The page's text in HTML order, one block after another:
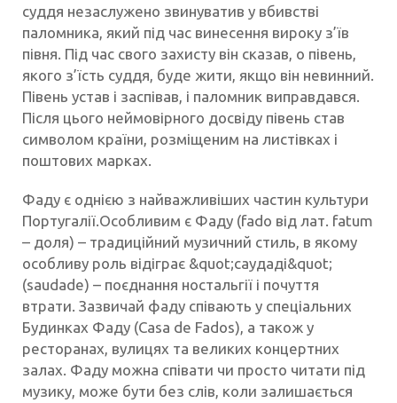
суддя незаслужено звинуватив у вбивстві
паломника, який під час винесення вироку з’їв
півня. Під час свого захисту він сказав, о півень,
якого з’їсть суддя, буде жити, якщо він невинний.
Півень устав і заспівав, і паломник виправдався.
Після цього неймовірного досвіду півень став
символом країни, розміщеним на листівках і
поштових марках.
Фаду є однією з найважливіших частин культури
Португалії.Особливим є Фаду (fado від лат. fatum
– доля) – традиційний музичний стиль, в якому
особливу роль відіграє &quot;саудаді&quot;
(saudade) – поєднання ностальгії і почуття
втрати. Зазвичай фаду співають у спеціальних
Будинках Фаду (Casa de Fados), а також у
ресторанах, вулицях та великих концертних
залах. Фаду можна співати чи просто читати під
музику, може бути без слів, коли залишається